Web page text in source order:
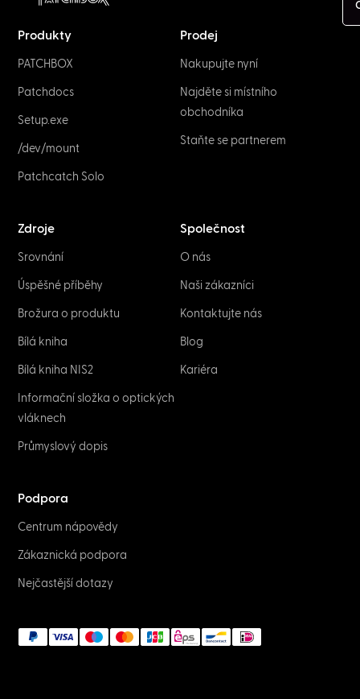
Produkty
PATCHBOX
Patchdocs
Setup.exe
/dev/mount
Patchcatch Solo
Prodej
Nakupujte nyní
Najděte si místního
obchodníka
Staňte se partnerem
Zdroje
Srovnání
Úspěšné příběhy
Brožura o produktu
Bílá kniha
Bílá kniha NIS2
Informační složka o optických
vláknech
Průmyslový dopis
Společnost
O nás
Naši zákazníci
Kontaktujte nás
Blog
Kariéra
Podpora
Centrum nápovědy
Zákaznická podpora
Nejčastější dotazy